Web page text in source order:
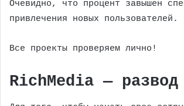
Очевидно, что процент завышен
привлечения новых пользователей.
Все проекты проверяем лично!
RichMedia — развод